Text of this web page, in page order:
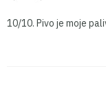
10/10. Pivo je moje